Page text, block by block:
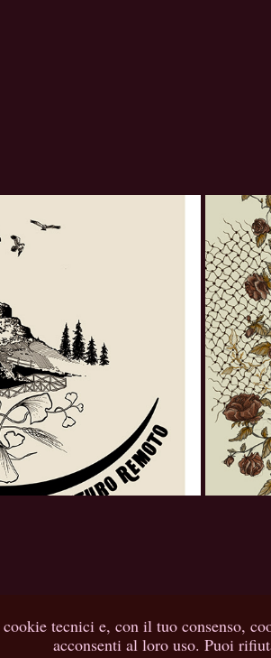
Remoto
tecnici e, con il tuo consenso,
acconsenti al loro uso. Puoi